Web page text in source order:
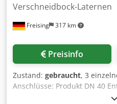
Freising 317 km
Verschneidbock-Laternen
Preisinfo
Zustand: gebraucht, 3
Anschlüsse: Produkt DN 40